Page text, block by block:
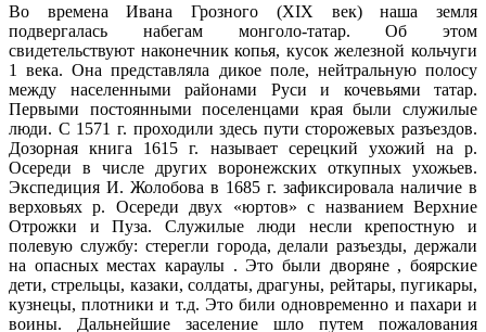
Во времена Ивана Грозного (XIX век) наша земля
подвергалась набегам монголо-татар. Об этом
свидетельствуют наконечник копья, кусок железной кольчуги
1 века. Она представляла дикое поле, нейтральную полосу
между населенными районами Руси и кочевьями татар.
Первыми постоянными поселенцами края были служилые
люди. С 1571 г. проходили здесь пути сторожевых разъездов.
Дозорная книга 1615 г. называет серецкий ухожий на р.
Осереди в числе других воронежских откупных ухожьев.
Экспедиция И. Жолобова в 1685 г. зафиксировала наличие в
верховьях р. Осереди двух «юртов» с названием Верхние
Отрожки и Пуза. Служилые люди несли крепостную и
полевую службу: стерегли города, делали разъезды, держали
на опасных местах караулы . Это были дворяне , боярские
дети, стрельцы, казаки, солдаты, драгуны, рейтары, пугикары,
кузнецы, плотники и т.д. Это били одновременно и пахари и
воины. Дальнейшие заселение шло путем пожалования